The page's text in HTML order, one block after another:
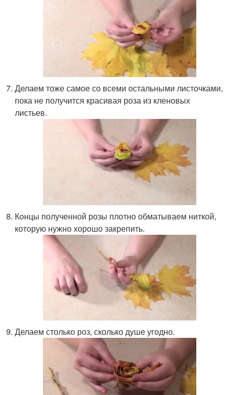
Делаем тоже самое со всеми остальными листочками,
пока не получится красивая роза из кленовых
листьев.
Концы полученной розы плотно обматываем ниткой,
которую нужно хорошо закрепить.
Делаем столько роз, сколько душе угодно.